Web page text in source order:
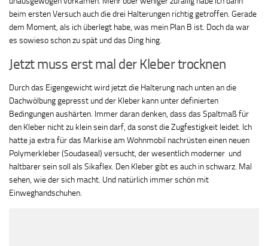
beim ersten Versuch auch die drei Halterungen richtig getroffen. Gerade
dem Moment, als ich überlegt habe, was mein Plan B ist. Doch da war
es sowieso schon zu spät und das Ding hing.
Jetzt muss erst mal der Kleber trocknen
Durch das Eigengewicht wird jetzt die Halterung nach unten an die
Dachwölbung gepresst und der Kleber kann unter definierten
Bedingungen aushärten. Immer daran denken, dass das Spaltmaß für
den Kleber nicht zu klein sein darf, da sonst die Zugfestigkeit leidet. Ich
hatte ja extra für das Markise am Wohnmobil nachrüsten einen neuen
Polymerkleber (Soudaseal) versucht, der wesentlich moderner und
haltbarer sein soll als Sikaflex. Den Kleber gibt es auch in schwarz. Mal
sehen, wie der sich macht. Und natürlich immer schön mit
Einweghandschuhen.